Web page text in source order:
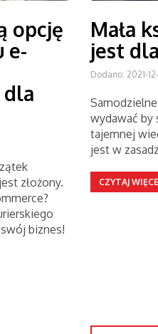
opcję
e-
złożony.
biznes!
Mała
jest
Dodano: 2021-
wydawać by
tajemnej
jest w
CZYTAJ